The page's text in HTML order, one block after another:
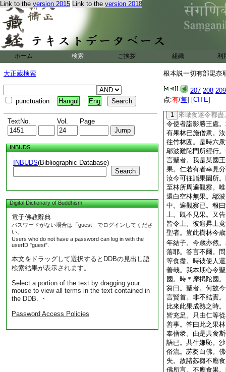
Link to the version 2015 Link to the version 2018
ホーム 検索 ご挨拶 組織 利
大正蔵検索
punctuation Hangul Eng
TextNo. Vol. Page
INBUDS
INBUDS(Bibliographic Database)
Search
Digital Dictionary of Buddhism
電子佛教辭典
パスワードがない場合は「guest」でログインしてくださ
い。
Users who do not have a password can log in with the
userID "guest".
本文をドラッグして選択するとDDBの見出し語
検索結果が表示されます。
Select a portion of the text by dragging your
mouse to view all terms in the text contained in
the DDB. ・
Password Access Policies
根本説一切有部毘奈
207 208 209
点:有/無] [CITE]
自食。時彼大臣以
難知。有四種差別不
洛迦大如酸棗。唯堪
知。由是因縁。我
四方一切聖衆。并
時結果極繁。假使
會時。共食斯果亦
僧伽已。時諸苾芻
1 來噉食遂令都
令使者詣影勝王處
有果林已施僧衆。
往竹林園。是時六
鄔波難陀門所經行
言聖者。我是某國
果。仁若有者幸見
汝今可往詣果園所
至林所周遍觀察。
還白空林無果。鄔
中。遍觀察已。報
上。既不見果。又
皆令上。彼遍昇上
聖者。豈此樹林今
年結子。今歳亦然
落耶。答言不爾。
等食盡。時彼使人
善哉。我本期心令
國。時＊摩掲陀國
芻曰。聖者。何故
言賢首。非不結實
比來此果成熟之時
皆充足。只由仁等
善事。答曰此之果
奉僧衆。由是共食
語已。共生嫌恥。
俗流。苾芻白佛。
失。故諸苾芻不應
佛所言。不應食果